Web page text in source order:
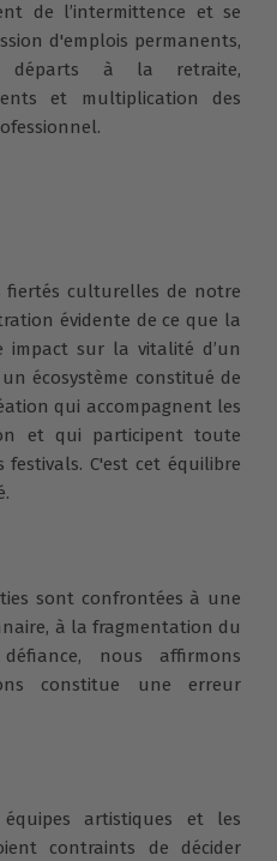
de l’intermittence et se
d'emplois permanents,
départs à la retraite,
et multiplication des
fiertés culturelles de notre
évidente de ce que la
impact sur la vitalité d’un
écosystème constitué de
qui accompagnent les
et qui participent toute
C'est cet équilibre
sont confrontées à une
à la fragmentation du
nous affirmons
constitue une erreur
artistiques et les
contraints de décider